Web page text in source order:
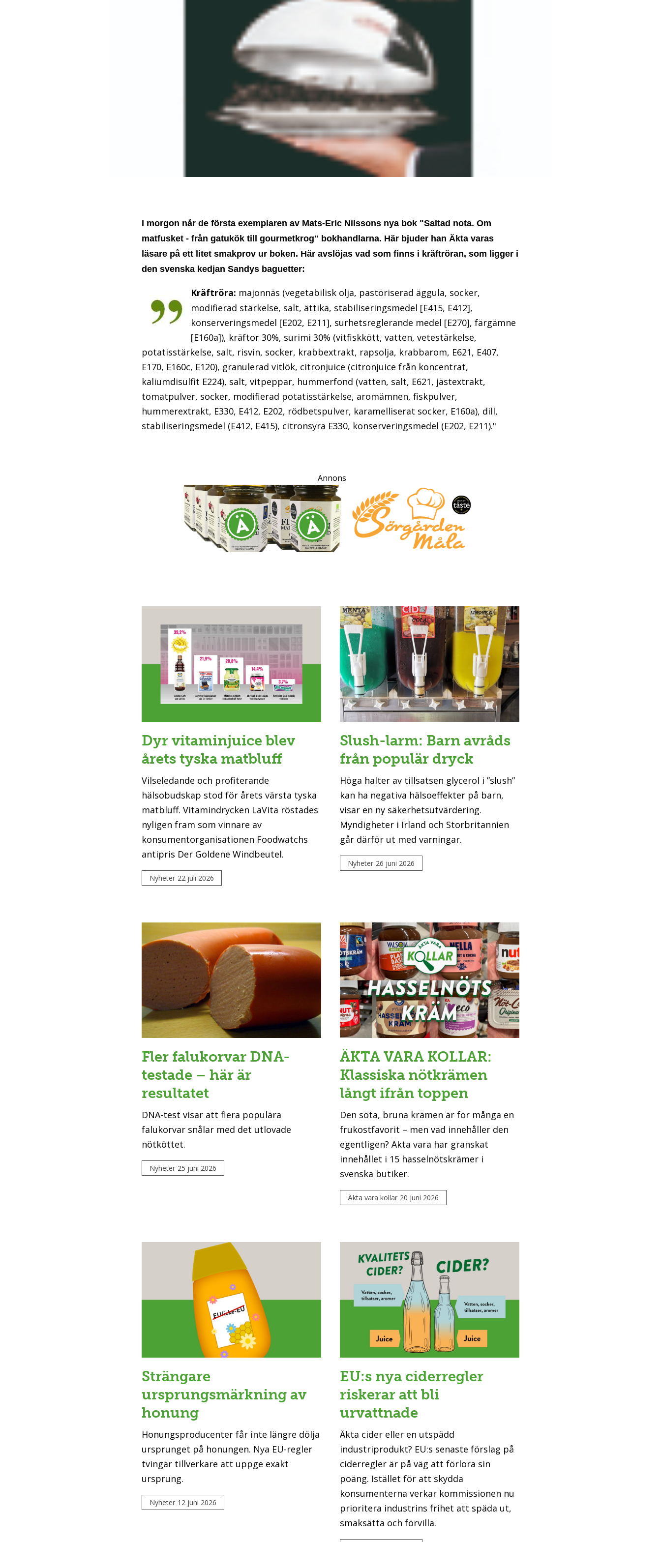
I morgon når de första exemplaren av Mats-Eric Nilssons nya bok "Saltad nota. Om
matfusket - från gatukök till gourmetkrog" bokhandlarna. Här bjuder han Äkta varas
läsare på ett litet smakprov ur boken. Här avslöjas vad som finns i kräftröran, som ligger i
den svenska kedjan Sandys baguetter:
Kräftröra: majonnäs (vegetabilisk olja, pastöriserad äggula, socker,
modifierad stärkelse, salt, ättika, stabiliseringsmedel [E415, E412],
konserveringsmedel [E202, E211], surhetsreglerande medel [E270], färgämne
[E160a]), kräftor 30%, surimi 30% (vitfiskkött, vatten, vetestärkelse,
potatisstärkelse, salt, risvin, socker, krabbextrakt, rapsolja, krabbarom, E621, E407,
E170, E160c, E120), granulerad vitlök, citronjuice (citronjuice från koncentrat,
kaliumdisulfit E224), salt, vitpeppar, hummerfond (vatten, salt, E621, jästextrakt,
tomatpulver, socker, modifierad potatisstärkelse, aromämnen, fiskpulver,
hummerextrakt, E330, E412, E202, rödbetspulver, karamelliserat socker, E160a), dill,
stabiliseringsmedel (E412, E415), citronsyra E330, konserveringsmedel (E202, E211)."
Annons
Dyr vitaminjuice blev
årets tyska matbluff
Vilseledande och profiterande
hälsobudskap stod för årets värsta tyska
matbluff. Vitamindrycken LaVita röstades
nyligen fram som vinnare av
konsumentorganisationen Foodwatchs
antipris Der Goldene Windbeutel.
Nyheter 22 juli 2026
Slush-larm: Barn avråds
från populär dryck
Höga halter av tillsatsen glycerol i ”slush”
kan ha negativa hälsoeffekter på barn,
visar en ny säkerhetsutvärdering.
Myndigheter i Irland och Storbritannien
går därför ut med varningar.
Nyheter 26 juni 2026
Fler falukorvar DNA-
testade – här är
resultatet
DNA-test visar att flera populära
falukorvar snålar med det utlovade
nötköttet.
Nyheter 25 juni 2026
ÄKTA VARA KOLLAR:
Klassiska nötkrämen
långt ifrån toppen
Den söta, bruna krämen är för många en
frukostfavorit – men vad innehåller den
egentligen? Äkta vara har granskat
innehållet i 15 hasselnötskrämer i
svenska butiker.
Äkta vara kollar 20 juni 2026
Strängare
ursprungsmärkning av
honung
Honungsproducenter får inte längre dölja
ursprunget på honungen. Nya EU-regler
tvingar tillverkare att uppge exakt
ursprung.
Nyheter 12 juni 2026
EU:s nya ciderregler
riskerar att bli
urvattnade
Äkta cider eller en utspädd
industriprodukt? EU:s senaste förslag på
ciderregler är på väg att förlora sin
poäng. Istället för att skydda
konsumenterna verkar kommissionen nu
prioritera industrins frihet att späda ut,
smaksätta och förvilla.